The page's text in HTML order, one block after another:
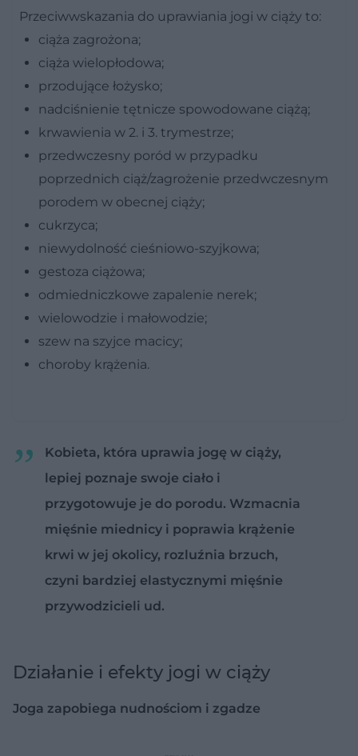
Przeciwwskazania do uprawiania jogi w ciąży to:
ciąża zagrożona;
ciąża wielopłodowa;
przodujące łożysko;
nadciśnienie tętnicze spowodowane ciążą;
krwawienia w 2. i 3. trymestrze;
przedwczesny poród w przypadku
poprzednich ciąż/zagrożenie przedwczesnym
porodem w obecnej ciąży;
cukrzyca;
niewydolność cieśniowo-szyjkowa;
gestoza ciążowa;
odmiedniczkowe zapalenie nerek;
wielowodzie i małowodzie;
szew na szyjce macicy;
choroby krążenia.
Kobieta, która uprawia jogę w ciąży,
lepiej poznaje swoje ciało i
przygotowuje je do porodu. Wzmacnia
mięśnie miednicy i poprawia krążenie
krwi w jej okolicy, rozluźnia brzuch,
czyni bardziej elastycznymi mięśnie
przywodzicieli ud.
Działanie i efekty jogi w ciąży
Joga zapobiega nudnościom i zgadze